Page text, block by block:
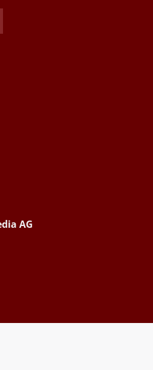
AG